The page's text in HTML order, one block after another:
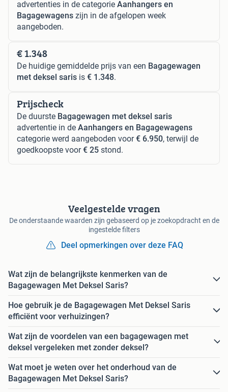
advertenties in de categorie Aanhangers en
Bagagewagens zijn in de afgelopen week
aangeboden.
€ 1.348
De huidige gemiddelde prijs van een Bagagewagen
met deksel saris is € 1.348.
Prijscheck
De duurste Bagagewagen met deksel saris
advertentie in de Aanhangers en Bagagewagens
categorie werd aangeboden voor€ 6.950, terwijl de
goedkoopste voor€ 25 stond.
Veelgestelde vragen
De onderstaande waarden zijn gebaseerd op je zoekopdracht en de
ingestelde filters
Deel opmerkingen over deze FAQ
Wat zijn de belangrijkste kenmerken van de
Bagagewagen Met Deksel Saris?
Hoe gebruik je de Bagagewagen Met Deksel Saris
efficiënt voor verhuizingen?
Wat zijn de voordelen van een bagagewagen met
deksel vergeleken met zonder deksel?
Wat moet je weten over het onderhoud van de
Bagagewagen Met Deksel Saris?